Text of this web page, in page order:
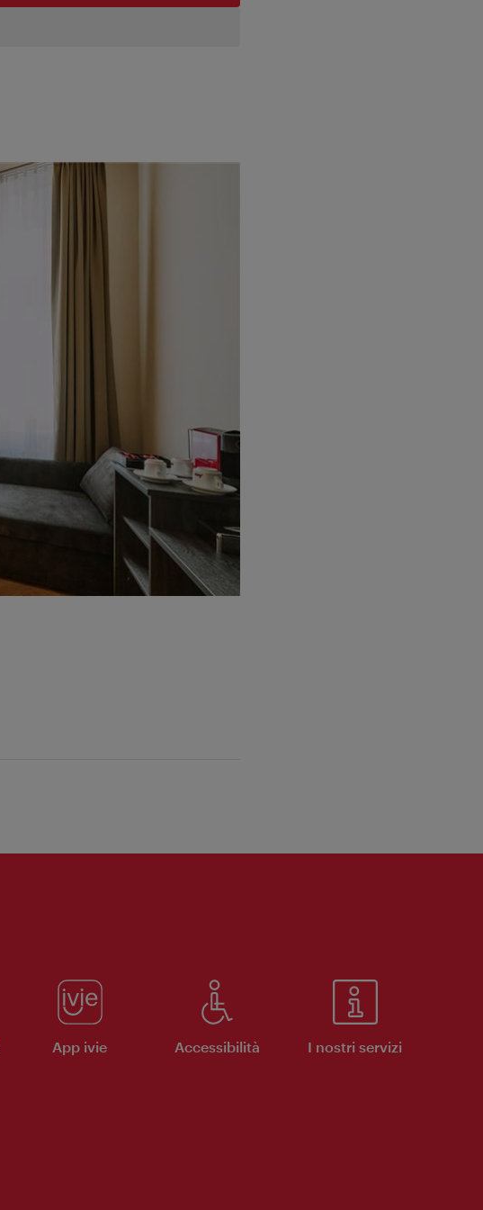
App ivie Accessibilità I nostri servizi